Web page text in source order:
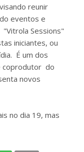
reunir
eventos e
Sessions"
iniciantes, ou
É um dos
coprodutor do
novos
no dia 19, mas